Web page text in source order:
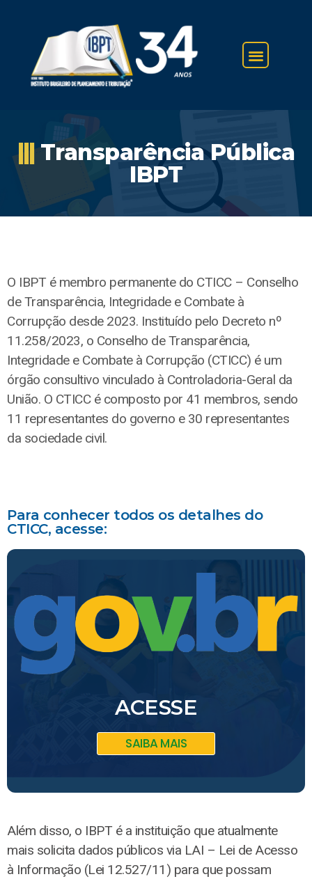
|||Transparência Pública
IBPT
O IBPT é membro permanente do CTICC – Conselho
de Transparência, Integridade e Combate à
Corrupção desde 2023. Instituído pelo Decreto nº
11.258/2023, o Conselho de Transparência,
Integridade e Combate à Corrupção (CTICC) é um
órgão consultivo vinculado à Controladoria-Geral da
União. O CTICC é composto por 41 membros, sendo
11 representantes do governo e 30 representantes
da sociedade civil.
Para conhecer todos os detalhes do
CTICC, acesse:
ACESSE
SAIBA MAIS
Além disso, o IBPT é a instituição que atualmente
mais solicita dados públicos via LAI – Lei de Acesso
à Informação (Lei 12.527/11) para que possam